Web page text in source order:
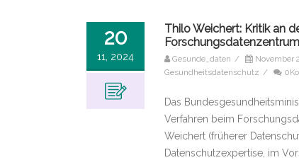
20
11, 2024
​Thilo Weichert: Kritik an
Gesunde_daten / November
Gesundheitsdatenschutz /
Das
Verfahren beim
Weichert (früherer
Datenschutzexpertise, im